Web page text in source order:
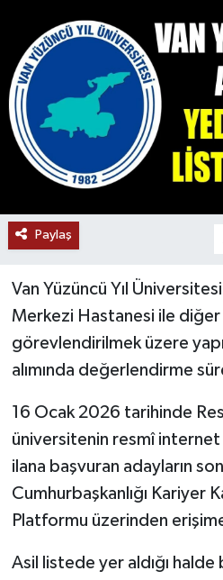
Paylaş
Van Yüzüncü Yıl
Merkezi Hastanesi ile
görevlendirilmek üzere
alımında değerlendirme
16 Ocak 2026 tarihinde
üniversitenin resmî internet
ilana başvuran adayların
Cumhurbaşkanlığı Kariyer
Platformu üzerinden erişime
Asil listede yer aldığı